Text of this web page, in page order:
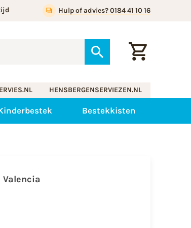
Hulp of advies? 0184 41 10 16
HENSBERGENSERVIEZEN.NL
Bestekkisten
Valencia